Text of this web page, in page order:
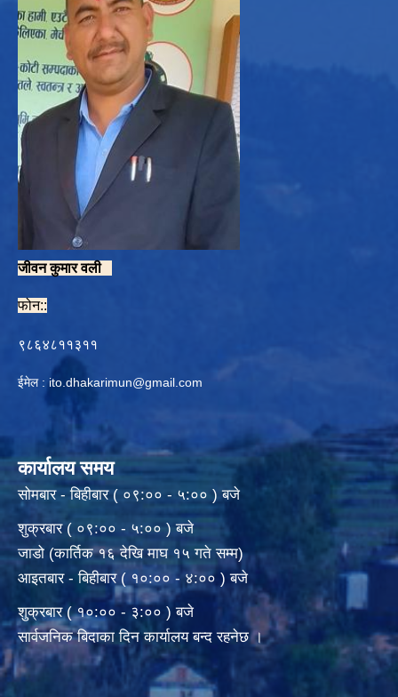
जीवन कुमार वली
फोन::
९८६४८११३११
ईमेल : ito.dhakarimun@gmail.com
कार्यालय समय
सोमबार - बिहीबार ( ०९:०० - ५:०० ) बजे
शुक्रबार ( ०९:०० - ५:०० ) बजे
जाडो (कार्तिक १६ देखि माघ १५ गते सम्म)
आइतबार - बिहीबार ( १०:०० - ४:०० ) बजे
शुक्रबार ( १०:०० - ३:०० ) बजे
सार्वजनिक बिदाका दिन कार्यालय बन्द रहनेछ ।